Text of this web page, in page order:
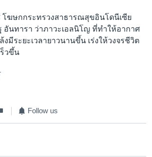
โฆษกกระทรวงสาธารณสุขอินโดนีเซีย
อันทารา ว่าภาวะเอลนิโญ ที่ทำให้อากาศ
มีระยะเวลายาวนานขึ้น เร่งให้วงจรชีวิต
ร็วขึ้น
Follow us